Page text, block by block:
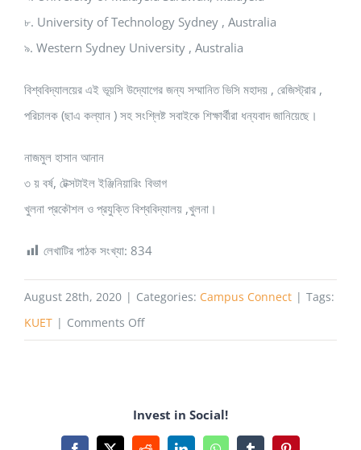
৮. University of Technology Sydney , Australia
৯. Western Sydney University , Australia
বিশ্ববিদ্যালয়ের এই ভূয়সি উদ্যোগের জন্য সম্মানিত ভিসি মহাদয় , রেজিস্ট্রার ,
পরিচালক (ছাএ কল্যান ) সহ সংশ্লিষ্ট সবাইকে শিক্ষার্থীরা ধন্যবাদ জানিয়েছে।
নাজমুল হাসান আনান
৩ য় বর্ষ, টেক্সটাইল ইঞ্জিনিয়ারিং বিভাগ
খুলনা প্রকৌশল ও প্রযুক্তি বিশ্ববিদ্যালয় ,খুলনা।
লেখাটির পাঠক সংখ্যা: 834
August 28th, 2020 | Categories: Campus Connect | Tags:
KUET | Comments Offon
বিশ্ববিদ্যালয়ের
Invest in Social!